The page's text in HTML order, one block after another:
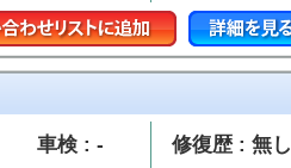
車検 : - 修復歴 : 無し